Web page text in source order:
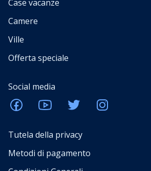
Case vacanze
Camere
Ville
Offerta speciale
Social media
Tutela della privacy
Metodi di pagamento